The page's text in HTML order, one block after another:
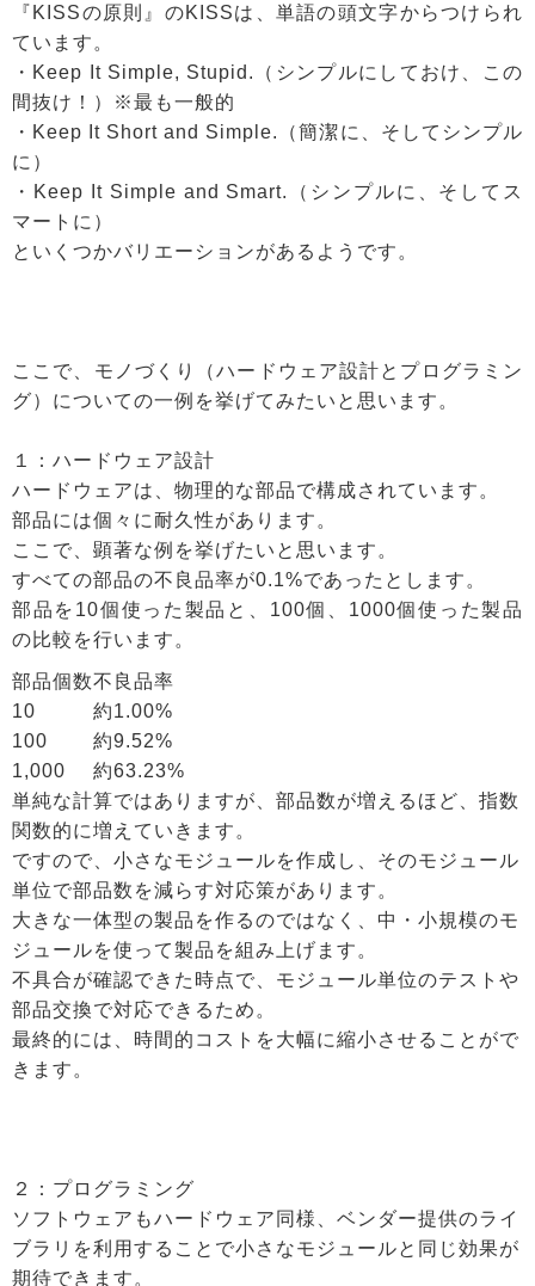
『KISSの原則』のKISSは、単語の頭文字からつけられ
ています。
・Keep It Simple, Stupid.（シンプルにしておけ、この
間抜け！）※最も一般的
・Keep It Short and Simple.（簡潔に、そしてシンプル
に）
・Keep It Simple and Smart.（シンプルに、そしてス
マートに）
といくつかバリエーションがあるようです。
ここで、モノづくり（ハードウェア設計とプログラミン
グ）についての一例を挙げてみたいと思います。
１：ハードウェア設計
ハードウェアは、物理的な部品で構成されています。
部品には個々に耐久性があります。
ここで、顕著な例を挙げたいと思います。
すべての部品の不良品率が0.1%であったとします。
部品を10個使った製品と、100個、1000個使った製品
の比較を行います。
部品個数不良品率
10
約1.00%
100
約9.52%
1,000
約63.23%
単純な計算ではありますが、部品数が増えるほど、指数
関数的に増えていきます。
ですので、小さなモジュールを作成し、そのモジュール
単位で部品数を減らす対応策があります。
大きな一体型の製品を作るのではなく、中・小規模のモ
ジュールを使って製品を組み上げます。
不具合が確認できた時点で、モジュール単位のテストや
部品交換で対応できるため。
最終的には、時間的コストを大幅に縮小させることがで
きます。
２：プログラミング
ソフトウェアもハードウェア同様、ベンダー提供のライ
ブラリを利用することで小さなモジュールと同じ効果が
期待できます。